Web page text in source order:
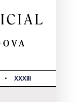
XXXIII